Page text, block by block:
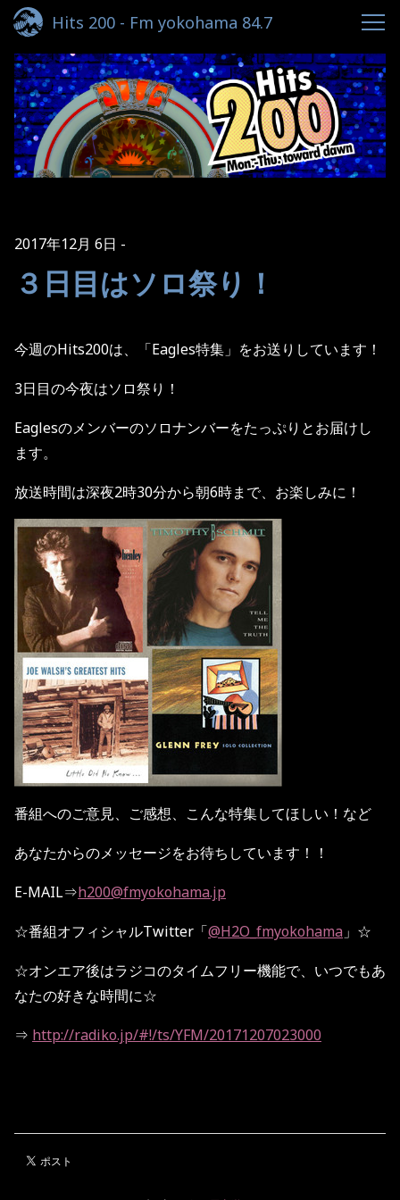
Hits 200 - Fm yokohama 84.7
2017年12月 6日
３日目はソロ祭り！
今週のHits200は、「Eagles特集」をお送りしています！
3日目の今夜はソロ祭り！
Eaglesのメンバーのソロナンバーをたっぷりとお届けし
ます。
放送時間は深夜2時30分から朝6時まで、お楽しみに！
番組へのご意見、ご感想、こんな特集してほしい！など
あなたからのメッセージをお待ちしています！！
E-MAIL⇒h200@fmyokohama.jp
☆番組オフィシャルTwitter 「@H2O_fmyokohama 」 ☆
☆オンエア後はラジコのタイムフリー機能で、いつでもあ
なたの好きな時間に☆
⇒ http://radiko.jp/#!/ts/YFM/20171207023000